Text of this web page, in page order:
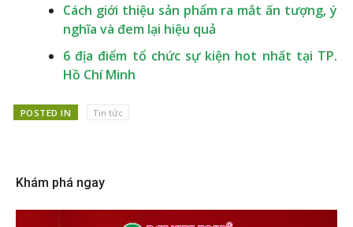
Cách giới thiệu sản phẩm ra mắt ấn tượng, ý
nghĩa và đem lại hiệu quả
6 địa điểm tổ chức sự kiện hot nhất tại TP.
Hồ Chí Minh
POSTED IN Tin tức
Khám phá ngay